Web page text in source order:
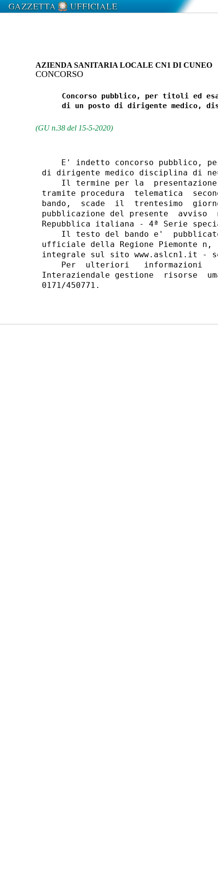
AZIENDA SANITARIA LOCALE CN1 DI CUNEO
CONCORSO
Concorso pubblico, per titoli ed
di un posto di dirigente medico,
(GU n.38 del 15-5-2020)
E' indetto concorso pubblico,
di dirigente medico disciplina di
Il termine per la
tramite procedura  telematica
bando,  scade  il  trentesimo
pubblicazione del presente
Repubblica italiana - 4ª Serie
Il testo del bando e'
ufficiale della Regione Piemonte n,
integrale sul sito www.aslcn1.it -
Per  ulteriori   informazioni
Interaziendale gestione  risorse
0171/450771.